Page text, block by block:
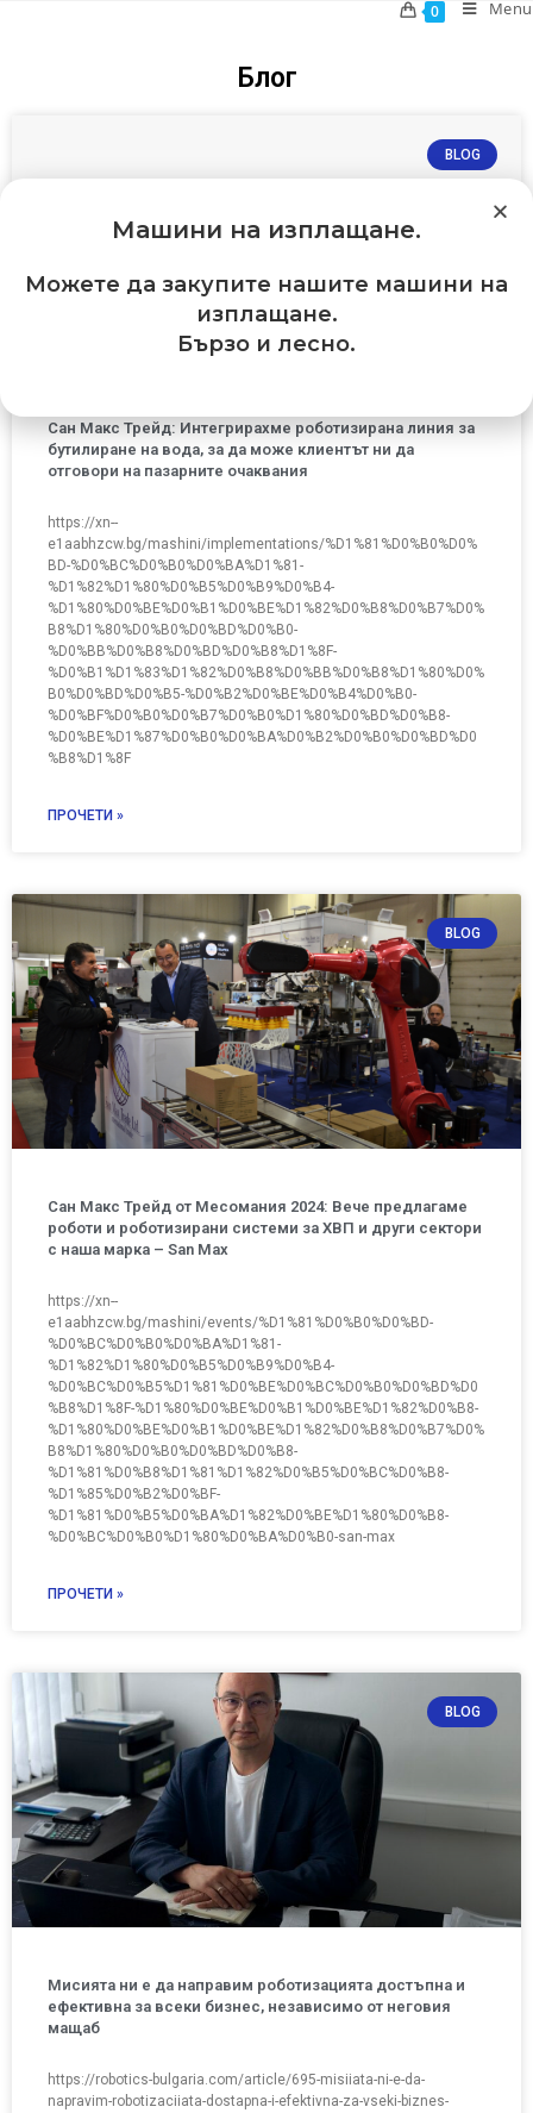
0 Menu
Блог
BLOG
Сан Макс Трейд: Интегрирахме роботизирана линия за
бутилиране на вода, за да може клиентът ни да
отговори на пазарните очаквания
https://xn--
e1aabhzcw.bg/mashini/implementations/%D1%81%D0%B0%D0%
BD-%D0%BC%D0%B0%D0%BA%D1%81-
%D1%82%D1%80%D0%B5%D0%B9%D0%B4-
%D1%80%D0%BE%D0%B1%D0%BE%D1%82%D0%B8%D0%B7%D0%
B8%D1%80%D0%B0%D0%BD%D0%B0-
%D0%BB%D0%B8%D0%BD%D0%B8%D1%8F-
%D0%B1%D1%83%D1%82%D0%B8%D0%BB%D0%B8%D1%80%D0%
B0%D0%BD%D0%B5-%D0%B2%D0%BE%D0%B4%D0%B0-
%D0%BF%D0%B0%D0%B7%D0%B0%D1%80%D0%BD%D0%B8-
%D0%BE%D1%87%D0%B0%D0%BA%D0%B2%D0%B0%D0%BD%D0
%B8%D1%8F
ПРОЧЕТИ »
BLOG
Сан Макс Трейд от Месомания 2024: Вече предлагаме
роботи и роботизирани системи за ХВП и други сектори
с наша марка – San Max
https://xn--
e1aabhzcw.bg/mashini/events/%D1%81%D0%B0%D0%BD-
%D0%BC%D0%B0%D0%BA%D1%81-
%D1%82%D1%80%D0%B5%D0%B9%D0%B4-
%D0%BC%D0%B5%D1%81%D0%BE%D0%BC%D0%B0%D0%BD%D0
%B8%D1%8F-%D1%80%D0%BE%D0%B1%D0%BE%D1%82%D0%B8-
%D1%80%D0%BE%D0%B1%D0%BE%D1%82%D0%B8%D0%B7%D0%
B8%D1%80%D0%B0%D0%BD%D0%B8-
%D1%81%D0%B8%D1%81%D1%82%D0%B5%D0%BC%D0%B8-
%D1%85%D0%B2%D0%BF-
%D1%81%D0%B5%D0%BA%D1%82%D0%BE%D1%80%D0%B8-
%D0%BC%D0%B0%D1%80%D0%BA%D0%B0-san-max
ПРОЧЕТИ »
BLOG
Мисията ни е да направим роботизацията достъпна и
ефективна за всеки бизнес, независимо от неговия
мащаб
https://robotics-bulgaria.com/article/695-misiiata-ni-e-da-
napravim-robotizaciiata-dostapna-i-efektivna-za-vseki-biznes-
Машини на изплащане.
Можете да закупите нашите машини на
изплащане.
Бързо и лесно.